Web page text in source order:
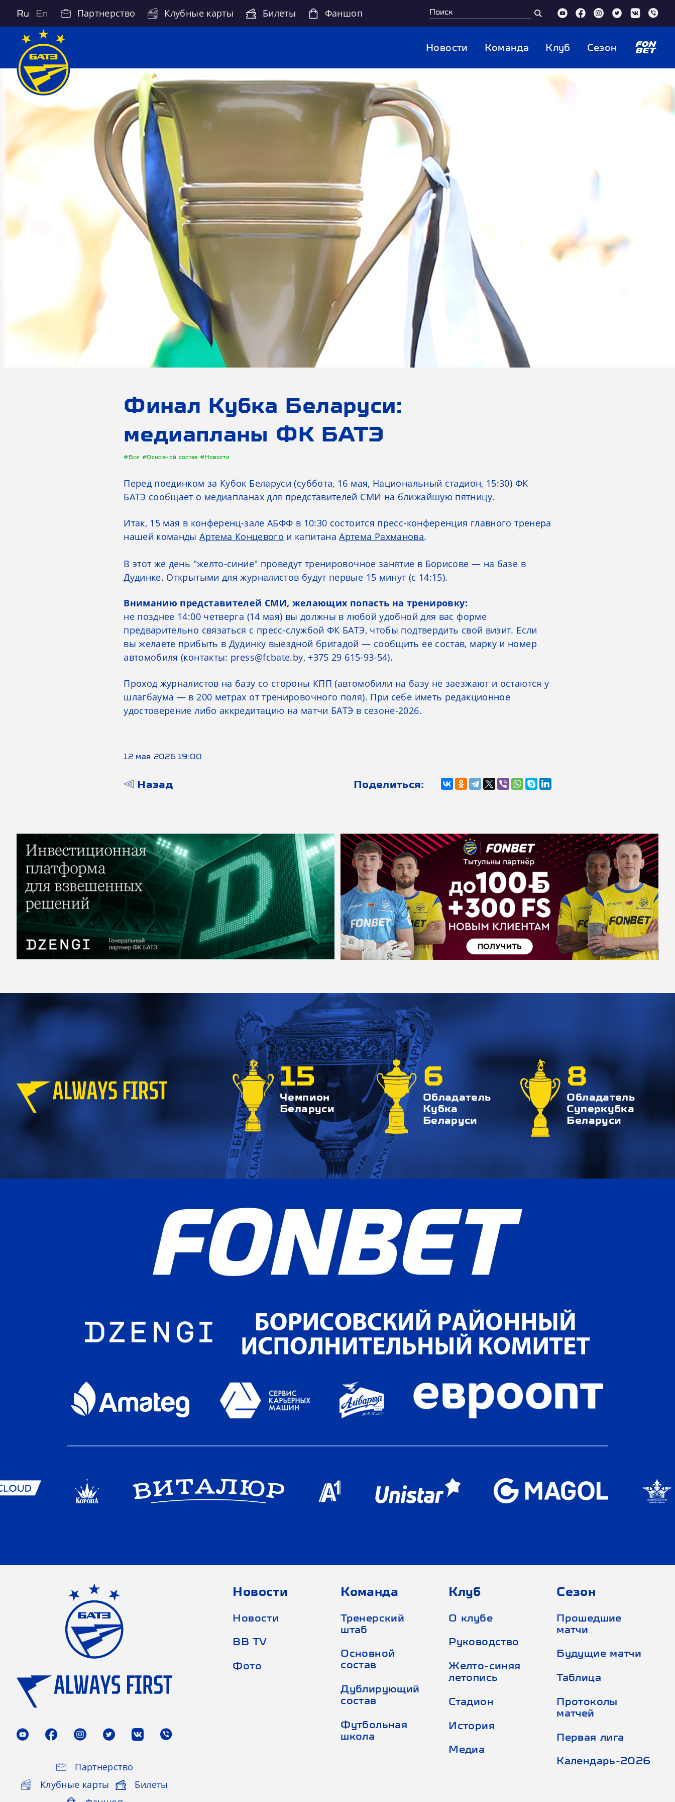
Ru En Партнерство Клубные карты Билеты Фаншоп
Новости Команда Клуб Сезон
Финал Кубка Беларуси:
медиапланы ФК БАТЭ
#Все #Основной состав#Новости
Перед поединком за Кубок Беларуси (суббота, 16 мая, Национальный стадион, 15:30) ФК
БАТЭ сообщает о медиапланах для представителей СМИ на ближайшую пятницу.
Итак, 15 мая в конференц-зале АБФФ в 10:30 состоится пресс-конференция главного тренера
нашей командыАртема Концевого и капитанаАртема Рахманова.
В этот же день "желто-синие" проведут тренировочное занятие в Борисове — на базе в
Дудинке. Открытыми для журналистов будут первые 15 минут (с 14:15).
Вниманию представителей СМИ, желающих попасть на тренировку:
не позднее 14:00 четверга (14 мая) вы должны в любой удобной для вас форме
предварительно связаться с пресс-службой ФК БАТЭ, чтобы подтвердить свой визит. Если
вы желаете прибыть в Дудинку выездной бригадой — сообщить ее состав, марку и номер
автомобиля (контакты: press@fcbate.by, +375 29 615-93-54).
Проход журналистов на базу со стороны КПП (автомобили на базу не заезжают и остаются у
шлагбаума — в 200 метрах от тренировочного поля). При себе иметь редакционное
удостоверение либо аккредитацию на матчи БАТЭ в сезоне-2026.
12 мая 2026 19:00
Назад Поделиться:
15
Чемпион
Беларуси
6
Обладатель
Кубка
Беларуси
8
Обладатель
Суперкубка
Беларуси
Партнерство
Клубные карты
Билеты
Новости
Новости
BB TV
Фото
Команда
Тренерский
штаб
Основной
состав
Дублирующий
состав
Футбольная
школа
Клуб
О клубе
Руководство
Желто-синяя
летопись
Стадион
История
Медиа
Сезон
Прошедшие
матчи
Будущие матчи
Таблица
Протоколы
матчей
Первая лига
Календарь-2026